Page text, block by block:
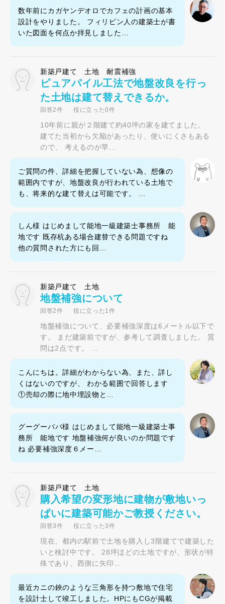
数年前にカガヤンデオロでカフェの計画の基本
設計をやりました。 フィリピン人の建築士が書
いた図面を何点か拝見しました…
新築戸建て 土地 耐震補強
ピュアパイル工法で地盤改良を行っ
た土地は建て替えできるか。
回答2件 役に立った0件
10年前に親が２階建て約40坪の家を建てました。
建てた当初から欠陥があったり、使いにくさもある
ので、 考えるのが早…
ご質問の件、詳細を把握していない為、想像の
範囲内ですが、地盤改良が行われている土地で
も、将来的な建て替えは可能です。 …
しん様 はじめまして能地一級建築士事務所 能
地です 既存杭ある場合建替できる問題ですね
他の質問された方にも回…
新築戸建て 土地
地盤補強について
回答2件 役に立った1件
地盤補強について、必要補強深度は6メートル以下で
す。 まだ建築前ですが、参考して調査しました。 質
問は2点です。 …
こんにちは。詳細がわからない為、また、詳し
くはないのですが、 わかる範囲で回答します
①売却の際に地中埋設物と…
グーグーパパ様 はじめまして能地一級建築士事
務所 能地です 地盤補強何が良いのか問題です
ね 必要補強深度６メー…
新築戸建て 土地
購入希望の変形地に建物が敷地いっ
ぱいに建築可能かご教授ください。
回答3件 役に立った3件
現在、都内の駅前で土地を購入し3階建てで建築した
いと検討中です。 28坪ほどの土地ですが、形状が特
殊であり、西側に矢印…
最近カニの鋏のような三角形を持つ敷地で住宅
を設計士して竣工しました。HPにもCGが掲載